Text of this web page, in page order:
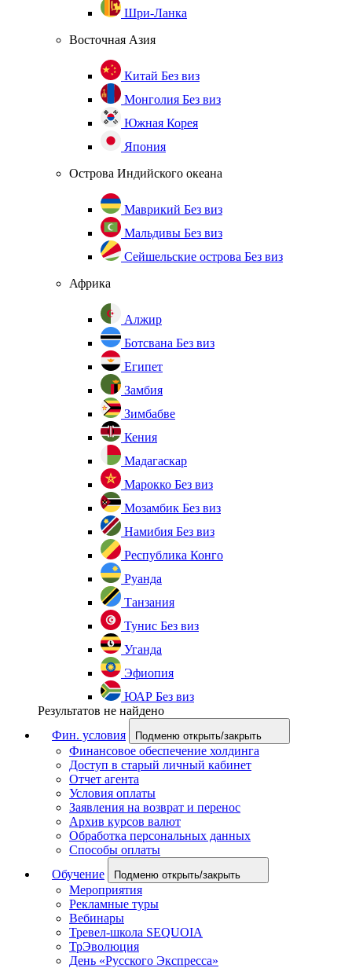
Шри-Ланка
Восточная Азия
Китай Без виз
Монголия Без виз
Южная Корея
Япония
Острова Индийского океана
Маврикий Без виз
Мальдивы Без виз
Сейшельские острова Без виз
Африка
Алжир
Ботсвана Без виз
Египет
Замбия
Зимбабве
Кения
Мадагаскар
Марокко Без виз
Мозамбик Без виз
Намибия Без виз
Республика Конго
Руанда
Танзания
Тунис Без виз
Уганда
Эфиопия
ЮАР Без виз
Результатов не найдено
Фин. условия
Подменю открыть/закрыть
Финансовое обеспечение холдинга
Доступ в старый личный кабинет
Отчет агента
Условия оплаты
Заявления на возврат и перенос
Архив курсов валют
Обработка персональных данных
Способы оплаты
Обучение
Подменю открыть/закрыть
Мероприятия
Рекламные туры
Вебинары
Тревел-школа SEQUOIA
ТрЭволюция
День «Русского Экспресса»